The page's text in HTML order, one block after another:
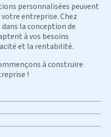
personnalisées peuvent
entreprise. Chez
la conception de
à vos besoins
et la rentabilité.
à construire
!